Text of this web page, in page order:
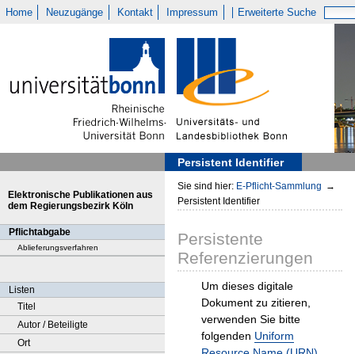
Home Neuzugänge Kontakt Impressum Erweiterte Suche
Persistent Identifier
Elektronische Publikationen aus
dem Regierungsbezirk Köln
Pflichtabgabe
Ablieferungsverfahren
Listen
Titel
Autor / Beteiligte
Ort
Sie sind hier: E-Pflicht-Sammlung →
Persistent Identifier
Persistente
Referenzierungen
Um dieses digitale
Dokument zu zitieren,
verwenden Sie bitte
folgenden Uniform